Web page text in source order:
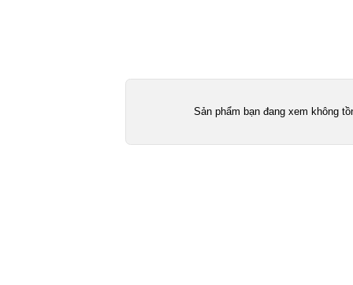
Sản phẩm bạn đang xem không